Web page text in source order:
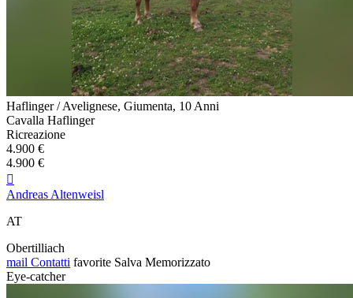
Haflinger / Avelignese, Giumenta, 10 Anni
Cavalla Haflinger
Ricreazione
4.900 €
4.900 €

Andreas Altenweisl
AT
Obertilliach
mail Contatti favorite Salva Memorizzato
Eye-catcher